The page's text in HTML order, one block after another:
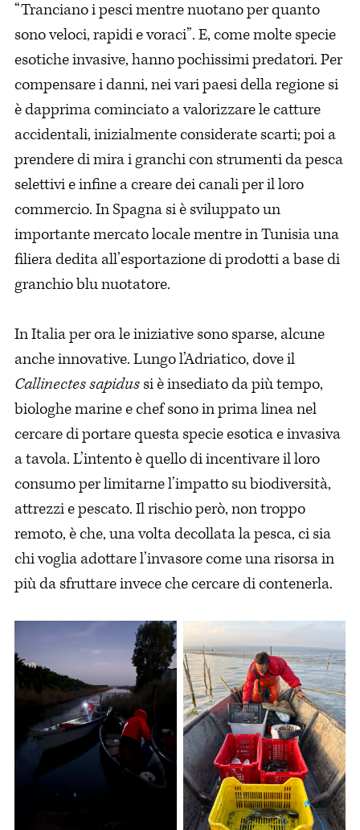
“Tranciano i pesci mentre nuotano per quanto
sono veloci, rapidi e voraci”. E, come molte specie
esotiche invasive, hanno pochissimi predatori. Per
compensare i danni, nei vari paesi della regione si
è dapprima cominciato a valorizzare le catture
accidentali, inizialmente considerate scarti; poi a
prendere di mira i granchi con strumenti da pesca
selettivi e infine a creare dei canali per il loro
commercio. In Spagna si è sviluppato un
importante mercato locale mentre in Tunisia una
filiera dedita all’esportazione di prodotti a base di
granchio blu nuotatore.
In Italia per ora le iniziative sono sparse, alcune
anche innovative. Lungo l’Adriatico, dove il
Callinectes sapidussi è insediato da più tempo,
biologhe marine e chef sono in prima linea nel
cercare di portare questa specie esotica e invasiva
a tavola. L’intento è quello di incentivare il loro
consumo per limitarne l’impatto su biodiversità,
attrezzi e pescato. Il rischio però, non troppo
remoto, è che, una volta decollata la pesca, ci sia
chi voglia adottare l’invasore come una risorsa in
più da sfruttare invece che cercare di contenerla.